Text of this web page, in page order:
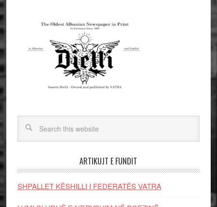
ARTIKUJT E FUNDIT
SHPALLET KËSHILLI I FEDERATËS VATRA